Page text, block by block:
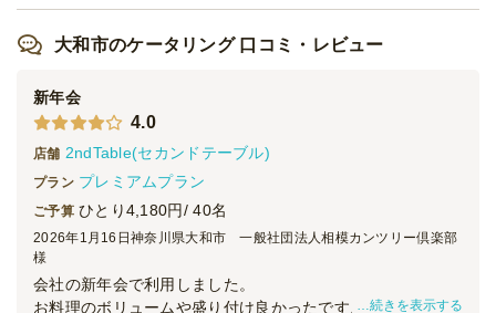
ン
ラン
コスパ◎ステーキもついた人気レギュラープ
ケータリング
大和市のケータリング 口コミ・レビュー
新年会
4.0
店舗 2ndTable(セカンドテーブル)
プラン プレミアムプラン
ご予算 ひとり4,180円/ 40名
2026年1月16日神奈川県大和市 一般社団法人相模カンツリー倶楽部
様
会社の新年会で利用しました。
お料理のボリュームや盛り付け良かったです。 続きを表示する